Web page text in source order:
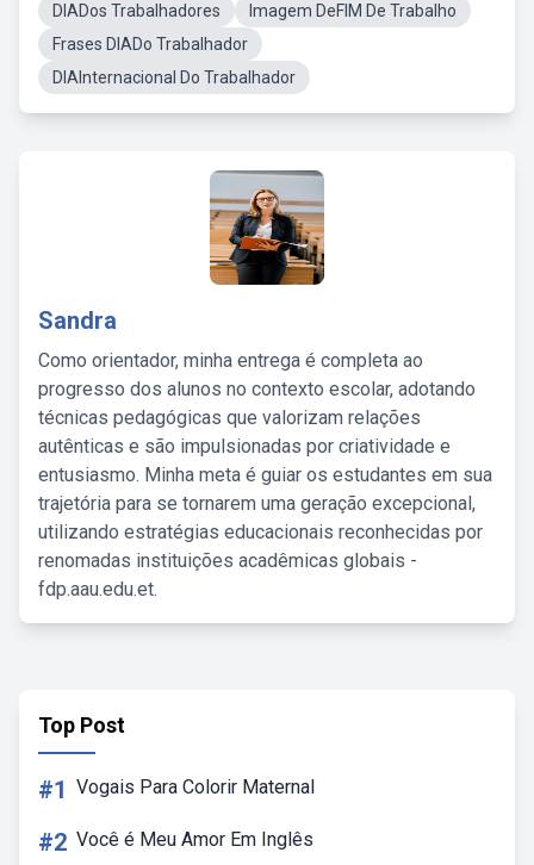
DIADos Trabalhadores
Imagem DeFIM De Trabalho
Frases DIADo Trabalhador
DIAInternacional Do Trabalhador
Sandra
Como orientador, minha entrega é completa ao
progresso dos alunos no contexto escolar, adotando
técnicas pedagógicas que valorizam relações
autênticas e são impulsionadas por criatividade e
entusiasmo. Minha meta é guiar os estudantes em sua
trajetória para se tornarem uma geração excepcional,
utilizando estratégias educacionais reconhecidas por
renomadas instituições acadêmicas globais -
fdp.aau.edu.et.
Top Post
#1 Vogais Para Colorir Maternal
#2 Você é Meu Amor Em Inglês